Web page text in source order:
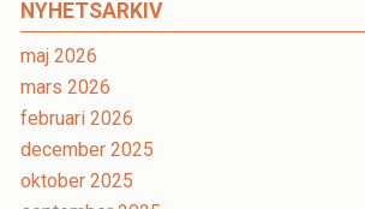
NYHETSARKIV
maj 2026
mars 2026
februari 2026
december 2025
oktober 2025